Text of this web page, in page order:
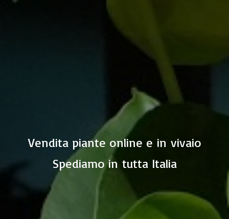
Vendita piante online e in vivaio
Spediamo in tutta Italia